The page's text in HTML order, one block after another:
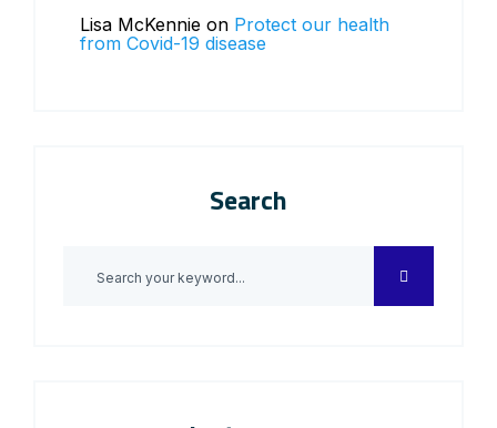
Lisa McKennie on Protect our health
from Covid-19 disease
Search